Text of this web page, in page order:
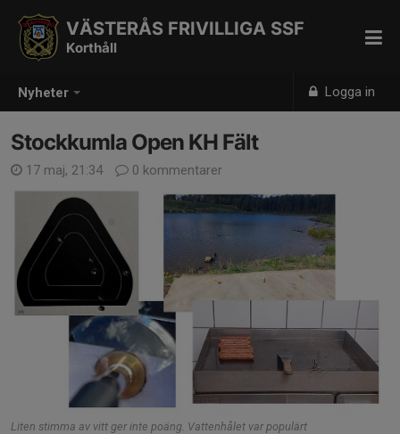
Nyheter Logga in
VÄSTERÅS FRIVILLIGA SSF
Korthåll
Stockkumla Open KH Fält
17 maj, 21:34 0 kommentarer
Liten stimma av vitt ger inte poäng. Vattenhålet var populärt